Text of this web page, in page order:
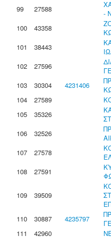
99
27588
-
100
43358
101
38443
102
27596
103
30304 4231406
104
27589
105
35326
106
32526
107
27578
108
27591
109 39509
110 30887 4235797
111
42960